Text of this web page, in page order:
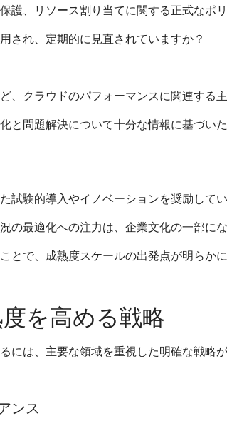
護、リソース割り当てに関する正式なポ
され、定期的に見直されていますか？
、クラウドのパフォーマンスに関連する
と問題解決について十分な情報に基づい
試験的導入やイノベーションを奨励して
の最適化への注力は、企業文化の一部に
とで、成熟度スケールの出発点が明らか
を高める戦略
には、主要な領域を重視した明確な戦略
ンス